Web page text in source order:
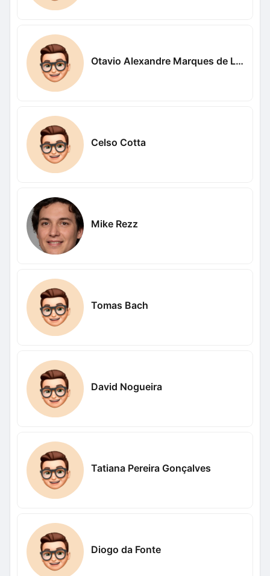
Otavio Alexandre Marques de Lima
Celso Cotta
Mike Rezz
Tomas Bach
David Nogueira
Tatiana Pereira Gonçalves
Diogo da Fonte